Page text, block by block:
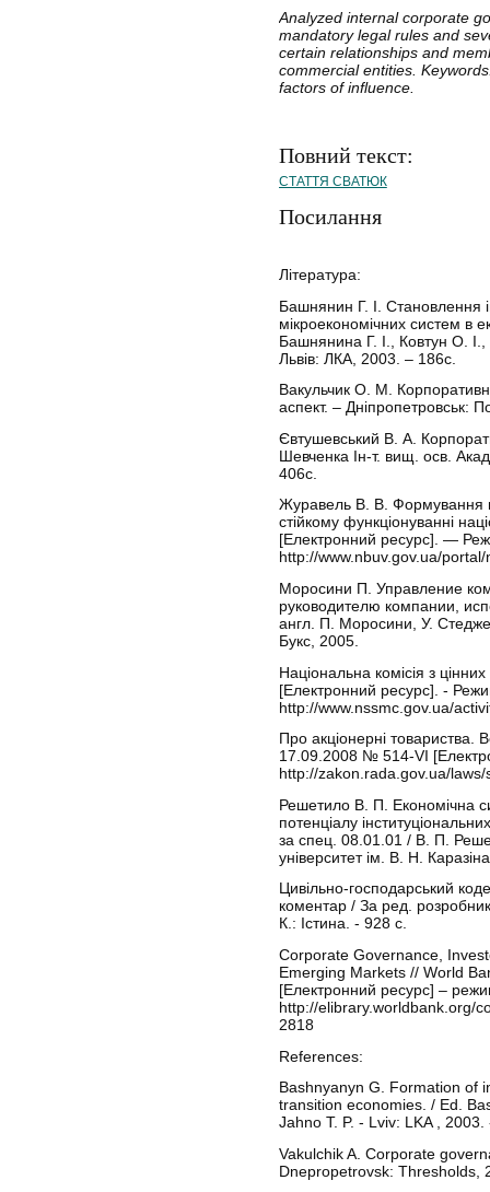
Analyzed internal corporate
mandatory legal rules and
certain relationships and
commercial entities.
factors of influence.
Повний текст:
СТАТТЯ СВАТЮК
Посилання
Література:
Башнянин Г. І. Становлення
мікроекономічних систем в
Башнянина Г. І., Ковтун О.
Львів: ЛКА, 2003. – 186с.
Вакульчик О. М.
аспект. – Дніпропетровськ:
Євтушевський В. А.
Шевченка Ін-т. вищ. осв.
406с.
Журавель В. В. Формування
стійкому функціонуванні
[Електронний ресурс]. —
http://www.nbuv.gov.ua/
Моросини П. Управление
руководителю компании,
англ. П. Моросини, У.
Букс, 2005.
Національна комісія з
[Електронний ресурс]. -
http://www.nssmc.gov.ua/
Про акціонерні товариства.
17.09.2008 № 514-VI
http://zakon.rada.gov.ua/
Решетило В. П. Економічна
потенціалу
за спец. 08.01.01 / В. П.
університет ім. В. Н.
Цивільно-господарський
коментар / За ред.
К.: Істина. - 928 с.
Corporate Governance,
Emerging Markets // World
[Електронний ресурс] –
http://elibrary.worldbank.org/
2818
References:
Bashnyanyn G. Formation of
transition economies. / Ed.
Jahno T. P. - Lviv: LKA , 2003.
Vakulchik A. Corporate
Dnepropetrovsk: Thresholds,